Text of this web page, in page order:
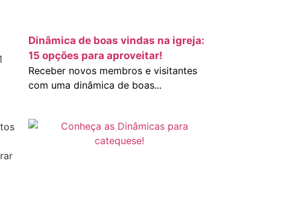
Dinâmica de boas vindas na igreja:
15 opções para aproveitar!
Receber novos membros e visitantes
com uma dinâmica de boas...